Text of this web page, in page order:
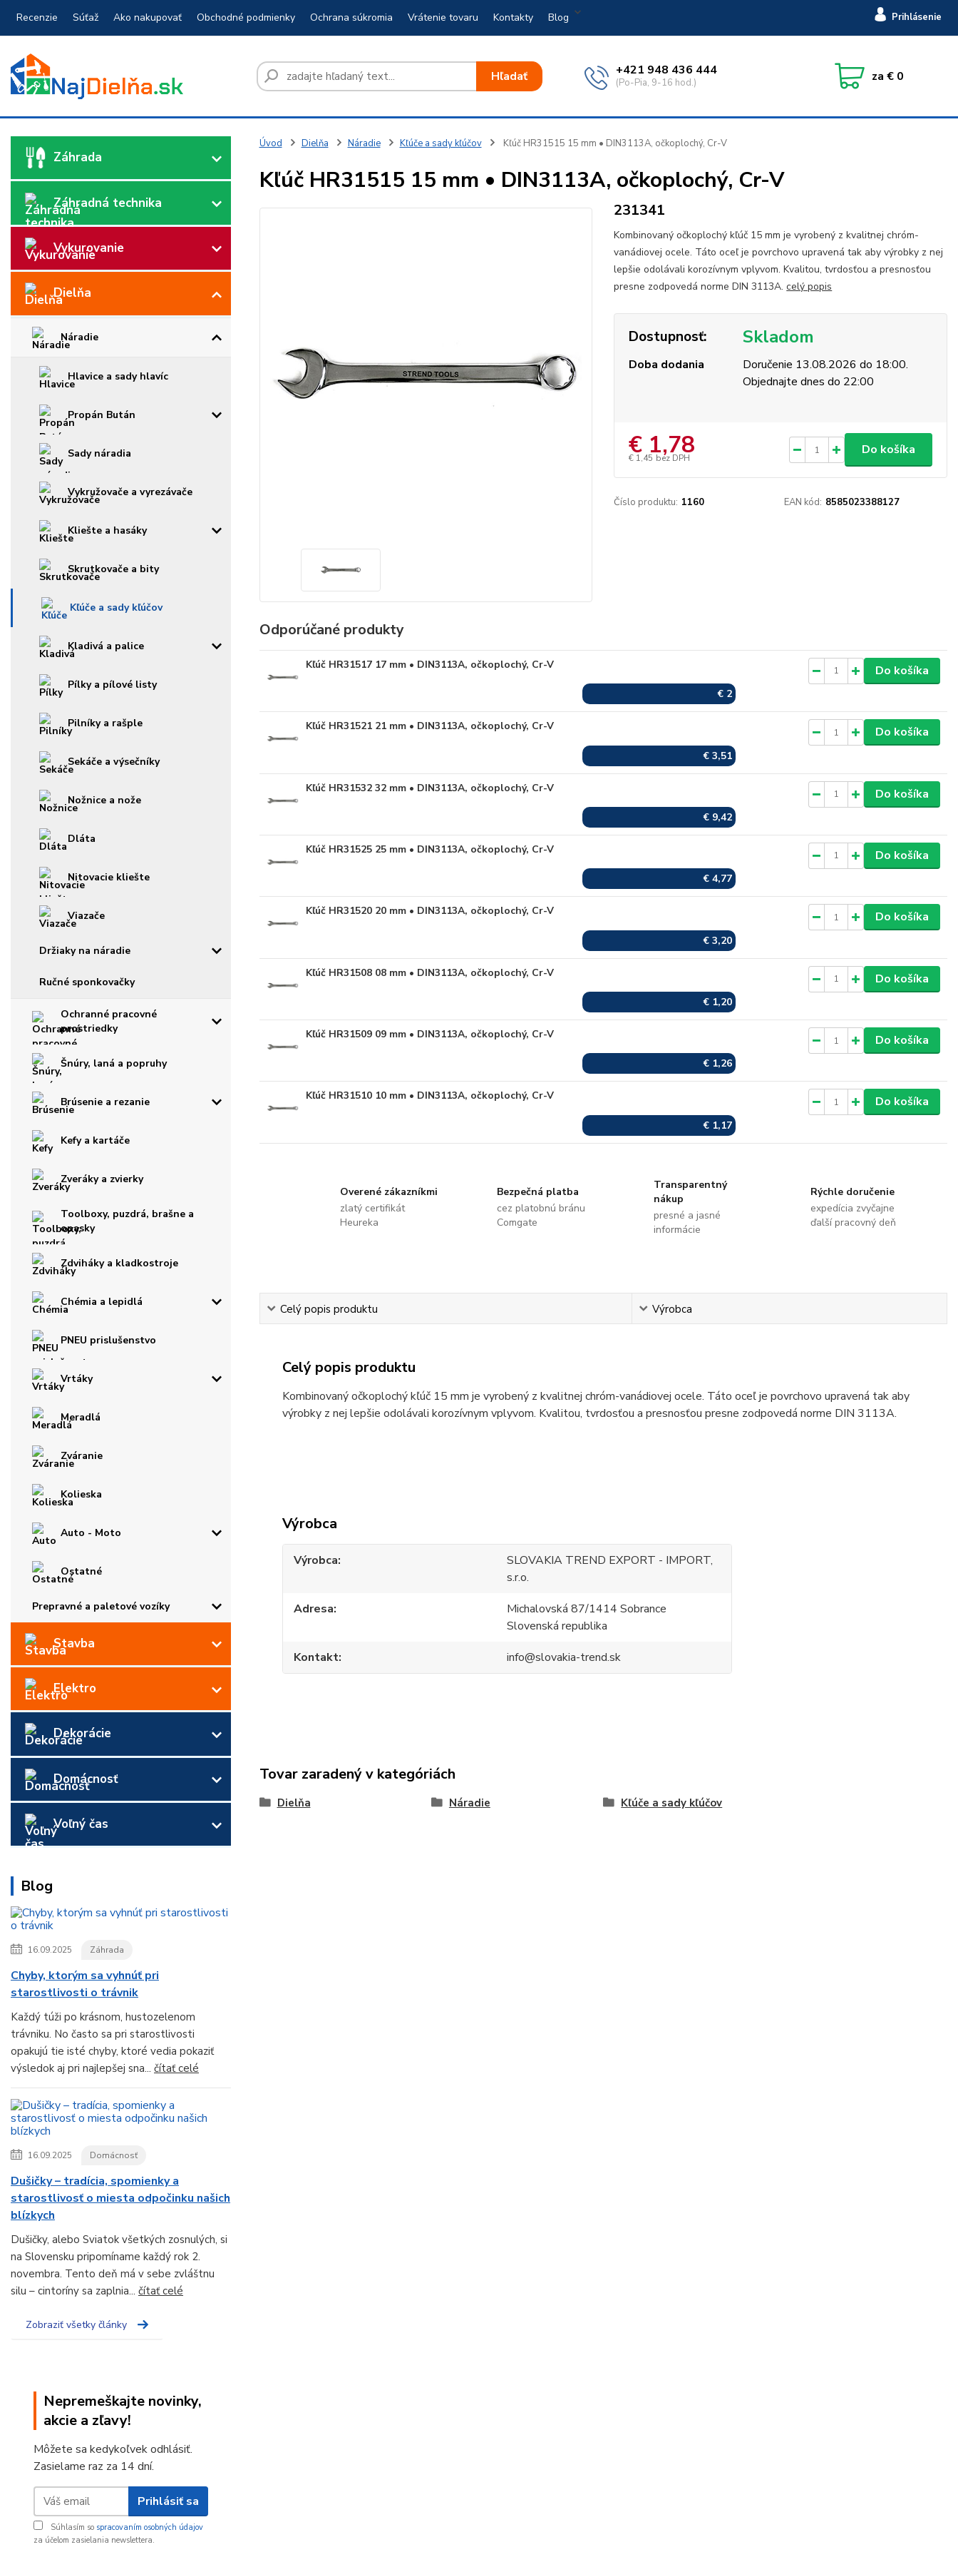
Recenzie Súťaž Ako nakupovať Obchodné podmienky Ochrana súkromia Vrátenie tovaru Kontakty Blog Prihlásenie
Hľadať +421 948 436 444
(Po-Pia, 9-16 hod.) za € 0
Záhrada
Záhradná technika
Vykurovanie
Dielňa
Náradie
Hlavice a sady hlavíc
Propán Bután
Sady náradia
Vykružovače a vyrezávače
Kliešte a hasáky
Skrutkovače a bity
Kľúče a sady kľúčov
Kladivá a palice
Pílky a pílové listy
Pilníky a rašple
Sekáče a výsečníky
Nožnice a nože
Dláta
Nitovacie kliešte
Viazače
Držiaky na náradie
Ručné sponkovačky
Ochranné pracovné
prostriedky
Šnúry, laná a popruhy
Brúsenie a rezanie
Kefy a kartáče
Zveráky a zvierky
Toolboxy, puzdrá, brašne a
opasky
Zdviháky a kladkostroje
Chémia a lepidlá
PNEU prislušenstvo
Vrtáky
Meradlá
Zváranie
Kolieska
Auto - Moto
Ostatné
Prepravné a paletové vozíky
Stavba
Elektro
Dekorácie
Domácnosť
Voľný čas
Blog
16.09.2025 Záhrada
Chyby, ktorým sa vyhnúť pri
starostlivosti o trávnik
Každý túži po krásnom, hustozelenom
trávniku. No často sa pri starostlivosti
opakujú tie isté chyby, ktoré vedia pokaziť
výsledok aj pri najlepšej sna... čítať celé
16.09.2025 Domácnosť
Dušičky – tradícia, spomienky a
starostlivosť o miesta odpočinku našich
blízkych
Dušičky, alebo Sviatok všetkých zosnulých, si
na Slovensku pripomíname každý rok 2.
novembra. Tento deň má v sebe zvláštnu
silu – cintoríny sa zaplnia... čítať celé
Zobraziť všetky články
Nepremeškajte novinky,
akcie a zľavy!
Môžete sa kedykoľvek odhlásiť.
Zasielame raz za 14 dní.
Prihlásiť sa
Súhlasím so spracovaním osobných údajov
za účelom zasielania newslettera.
Úvod Dielňa Náradie Kľúče a sady kľúčov Kľúč HR31515 15 mm • DIN3113A, očkoplochý, Cr-V
Kľúč HR31515 15 mm • DIN3113A, očkoplochý, Cr-V
231341
Kombinovaný očkoplochý kľúč 15 mm je vyrobený z kvalitnej chróm-
vanádiovej ocele. Táto oceľ je povrchovo upravená tak aby výrobky z nej
lepšie odolávali korozívnym vplyvom. Kvalitou, tvrdosťou a presnosťou
presne zodpovedá norme DIN 3113A.celý popis
Dostupnosť: Skladom
Doba dodania
Doručenie 13.08.2026 do 18:00.
Objednajte dnes do 22:00
€ 1,78
€ 1,45 bez DPH
Do košíka
Číslo produktu: 1160 EAN kód: 8585023388127
Odporúčané produkty
Kľúč HR31517 17 mm • DIN3113A, očkoplochý, Cr-V
€ 2
Do košíka
Kľúč HR31521 21 mm • DIN3113A, očkoplochý, Cr-V
€ 3,51
Do košíka
Kľúč HR31532 32 mm • DIN3113A, očkoplochý, Cr-V
€ 9,42
Do košíka
Kľúč HR31525 25 mm • DIN3113A, očkoplochý, Cr-V
€ 4,77
Do košíka
Kľúč HR31520 20 mm • DIN3113A, očkoplochý, Cr-V
€ 3,20
Do košíka
Kľúč HR31508 08 mm • DIN3113A, očkoplochý, Cr-V
€ 1,20
Do košíka
Kľúč HR31509 09 mm • DIN3113A, očkoplochý, Cr-V
€ 1,26
Do košíka
Kľúč HR31510 10 mm • DIN3113A, očkoplochý, Cr-V
€ 1,17
Do košíka
Overené zákazníkmi
zlatý certifikát
Heureka
Bezpečná platba
cez platobnú bránu
Comgate
Transparentný
nákup
presné a jasné
informácie
Rýchle doručenie
expedícia zvyčajne
ďalší pracovný deň
Celý popis produktu Výrobca
Celý popis produktu
Kombinovaný očkoplochý kľúč 15 mm je vyrobený z kvalitnej chróm-vanádiovej ocele. Táto oceľ je povrchovo upravená tak aby
výrobky z nej lepšie odolávali korozívnym vplyvom. Kvalitou, tvrdosťou a presnosťou presne zodpovedá norme DIN 3113A.
Výrobca
Výrobca
SLOVAKIA TREND EXPORT - IMPORT,
s.r.o.
Adresa
Michalovská 87/1414 Sobrance
Slovenská republika
Kontakt
info@slovakia-trend.sk
Tovar zaradený v kategóriách
Dielňa Náradie Kľúče a sady kľúčov